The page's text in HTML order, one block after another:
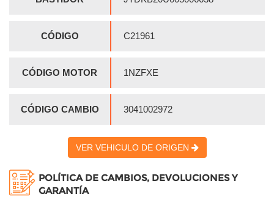
CÓDIGO C21961
CÓDIGO MOTOR 1NZFXE
CÓDIGO CAMBIO 3041002972
VER VEHICULO DE ORIGEN
POLÍTICA DE CAMBIOS, DEVOLUCIONES Y
GARANTÍA